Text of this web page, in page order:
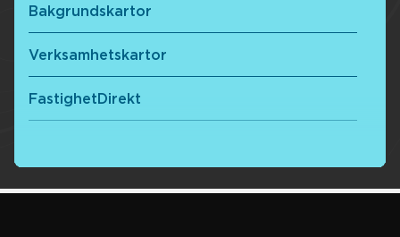
Bakgrundskartor
Verksamhetskartor
FastighetDirekt
Maps – API:er